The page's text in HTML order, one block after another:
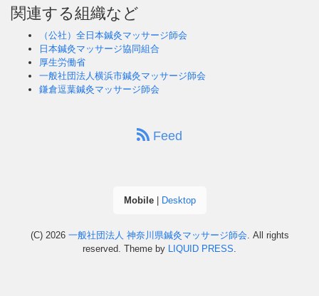
関連する組織など
（公社）全日本鍼灸マッサージ師会
日本鍼灸マッサージ協同組合
厚生労働省
一般社団法人横浜市鍼灸マッサージ師会
鎌倉逗葉鍼灸マッサージ師会
Feed
Mobile| Desktop
(C) 2026 一般社団法人 神奈川県鍼灸マッサージ師会. All rights
reserved. Theme by LIQUID PRESS.